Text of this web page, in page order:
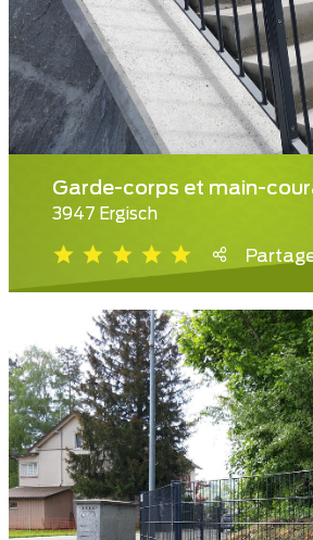
Garde-corps et main-
3947 Ergisch